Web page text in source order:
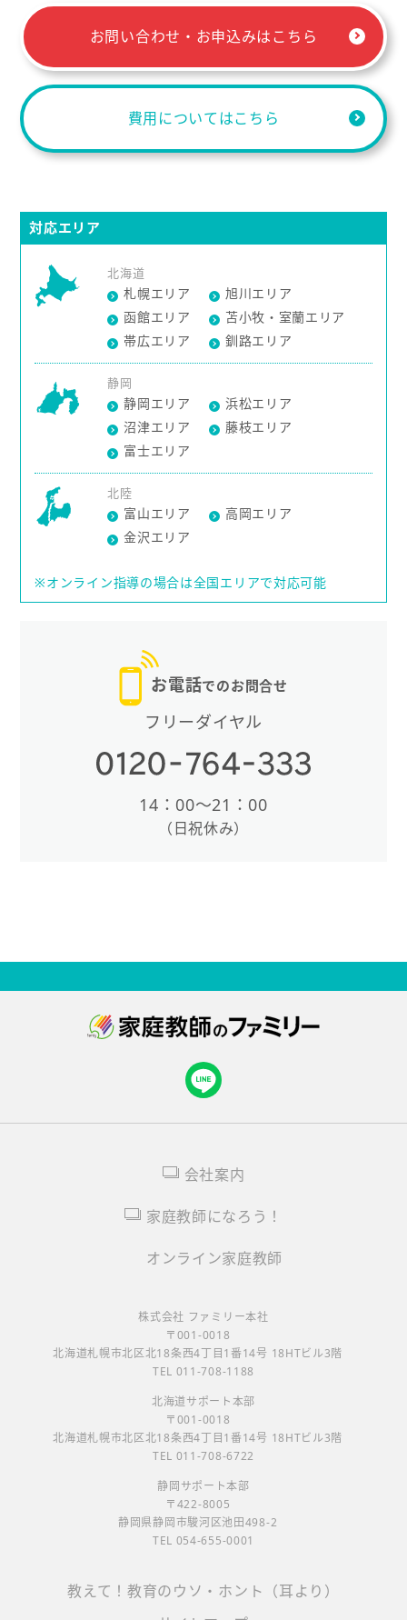
お電話でのお問合せ
フリーダイヤル
14：00〜21：00
（日祝休み）
お問い合わせ・お申込みはこちら
費用についてはこちら
対応エリア
北海道
札幌エリア
旭川エリア
函館エリア
苫小牧・室蘭エリア
帯広エリア
釧路エリア
静岡
静岡エリア
浜松エリア
沼津エリア
藤枝エリア
富士エリア
北陸
富山エリア
高岡エリア
金沢エリア
※オンライン指導の場合は全国エリアで対応可能
オンライン家庭教師
家庭教師になろう！
会社案内
株式会社 ファミリー本社
〒001-0018
北海道札幌市北区北18条西4丁目1番14号 18HTビル3階
TEL 011-708-1188
北海道サポート本部
〒001-0018
北海道札幌市北区北18条西4丁目1番14号 18HTビル3階
TEL 011-708-6722
静岡サポート本部
〒422-8005
静岡県静岡市駿河区池田498-2
TEL 054-655-0001
教えて！教育のウソ・ホント（耳より）